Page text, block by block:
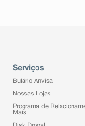
Serviços
Bulário Anvisa
Nossas Lojas
Programa de
Mais